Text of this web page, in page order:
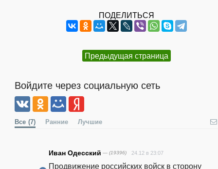
ПОДЕЛИТЬСЯ
Предыдущая страница
Войдите через социальную сеть
Все (7) Ранние Лучшие
Иван Одесский — (19396) 24.12 в 23:07
Продвижение российских войск в сторону